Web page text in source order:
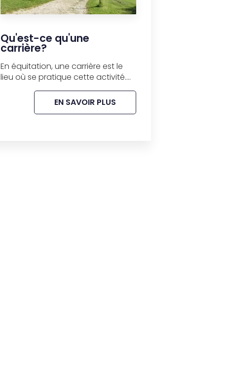
Qu'est-ce qu'une
carrière?
En équitation, une carrière est le
lieu où se pratique cette activité....
EN SAVOIR PLUS